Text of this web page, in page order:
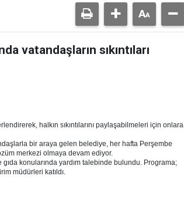
vatandaşların sıkıntıları
halkın sıkıntılarını paylaşabilmeleri için onlara
bir araya gelen belediye, her hafta Perşembe
merkezi olmaya devam ediyor.
konularında yardım talebinde bulundu. Programa;
müdürleri katıldı.